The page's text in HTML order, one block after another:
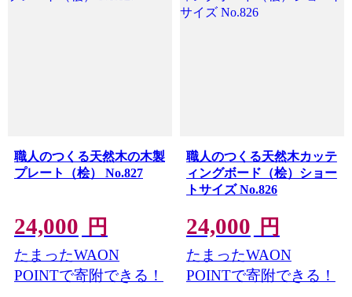
職人のつくる天然木の木製
プレート（桧） No.827
24,000 円
たまったWAON
POINTで寄附できる！
職人のつくる天然木カッテ
ィングボード（桧）ショー
トサイズ No.826
24,000 円
たまったWAON
POINTで寄附できる！